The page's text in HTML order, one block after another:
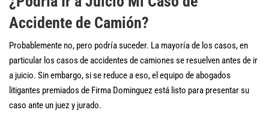
Accidente de Camión?
Probablemente no, pero podría suceder. La mayoría de los casos, en
particular los casos de accidentes de camiones se resuelven antes de ir
a juicio. Sin embargo, si se reduce a eso, el equipo de abogados
litigantes premiados de Firma Dominguez está listo para presentar su
caso ante un juez y jurado.